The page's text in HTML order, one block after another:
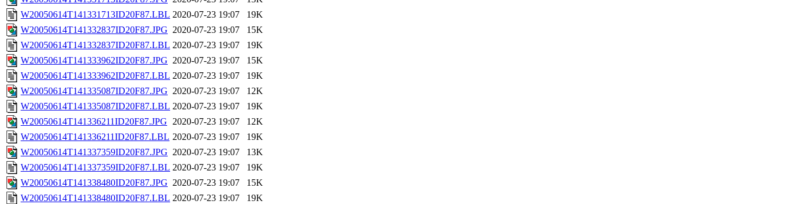
W20050614T141331713ID20F87.LBL 2020-07-23 19:07
19K
W20050614T141332837ID20F87.JPG 2020-07-23 19:07
15K
W20050614T141332837ID20F87.LBL 2020-07-23 19:07
19K
W20050614T141333962ID20F87.JPG 2020-07-23 19:07
15K
W20050614T141333962ID20F87.LBL 2020-07-23 19:07
19K
W20050614T141335087ID20F87.JPG 2020-07-23 19:07
12K
W20050614T141335087ID20F87.LBL 2020-07-23 19:07
19K
W20050614T141336211ID20F87.JPG 2020-07-23 19:07
12K
W20050614T141336211ID20F87.LBL 2020-07-23 19:07
19K
W20050614T141337359ID20F87.JPG 2020-07-23 19:07
13K
W20050614T141337359ID20F87.LBL 2020-07-23 19:07
19K
W20050614T141338480ID20F87.JPG 2020-07-23 19:07
15K
W20050614T141338480ID20F87.LBL 2020-07-23 19:07
19K